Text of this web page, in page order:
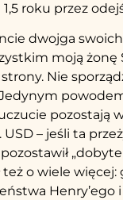
roku przez
dwojga
moją
Nie
pozostają
– jeśli ta
też o wiele